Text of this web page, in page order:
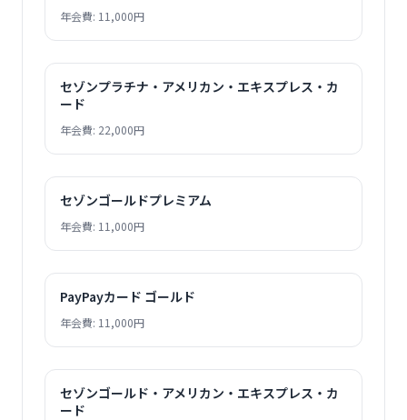
年会費: 11,000円
セゾンプラチナ・アメリカン・エキスプレス・カ
ード
年会費: 22,000円
セゾンゴールドプレミアム
年会費: 11,000円
PayPayカード ゴールド
年会費: 11,000円
セゾンゴールド・アメリカン・エキスプレス・カ
ード